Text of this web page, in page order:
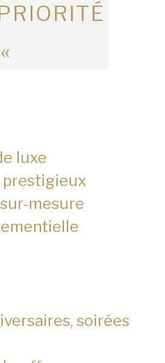
«
luxe
prestigieux
mesure
soirées